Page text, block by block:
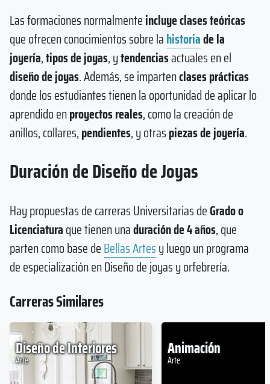
Las formaciones normalmenteincluye clases teóricas
que ofrecen conocimientos sobre lahistoriade la
joyería,tipos de joyas, ytendenciasactuales en el
diseño de joyas. Además, se impartenclases prácticas
donde los estudiantes tienen la oportunidad de aplicar lo
aprendido enproyectos reales, como la creación de
anillos, collares,pendientes, y otraspiezas de joyería.
Duración de Diseño de Joyas
Hay propuestas de carreras Universitarias deGrado o
Licenciaturaque tienen unaduración de 4 años, que
parten como base deBellas Artesy luego un programa
de especialización en Diseño de joyas y orfebrería.
Carreras Similares
Diseño de Interiores
Arte
Animación
Arte